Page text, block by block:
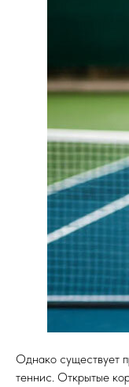
Однако существует
теннис. Открытые